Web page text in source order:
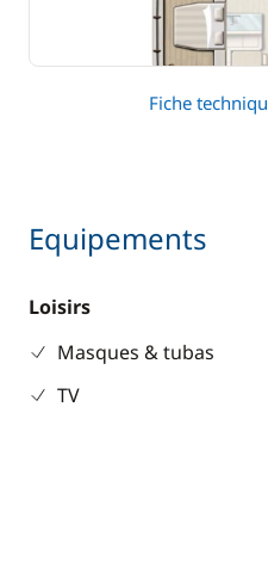
Fiche
Equipements
Loisirs
Masques & tubas
TV